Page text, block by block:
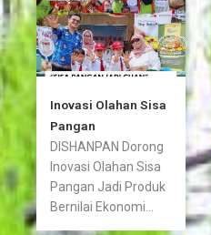
Inovasi Olahan Sisa
Pangan
DISHANPAN Dorong
Inovasi Olahan Sisa
Pangan Jadi Produk
Bernilai Ekonomi...